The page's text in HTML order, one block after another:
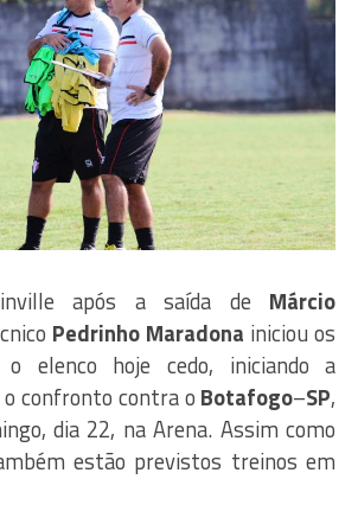
após a saída de Márcio
Pedrinho Maradona iniciou os
elenco hoje cedo, iniciando a
confronto contra o Botafogo–SP,
dia 22, na Arena. Assim como
estão previstos treinos em